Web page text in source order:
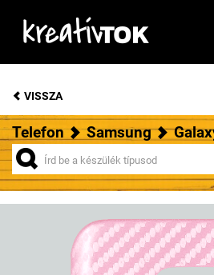
VISSZA
Telefon Samsung